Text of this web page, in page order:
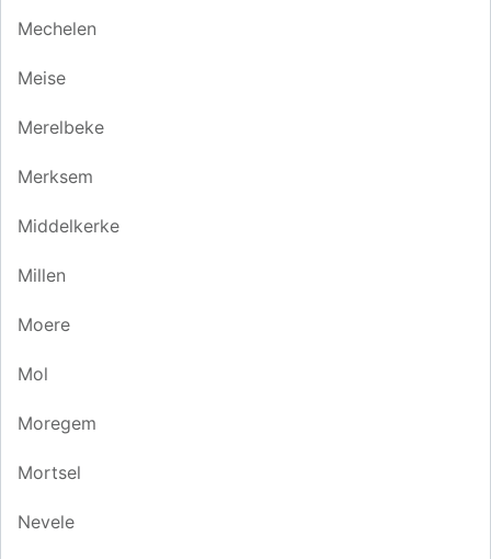
Mechelen
Meise
Merelbeke
Merksem
Middelkerke
Millen
Moere
Mol
Moregem
Mortsel
Nevele